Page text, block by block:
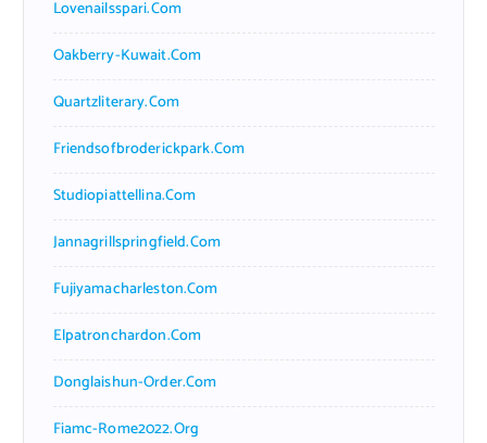
Lovenailsspari.com
Oakberry-Kuwait.com
Quartzliterary.com
Friendsofbroderickpark.com
Studiopiattellina.com
Jannagrillspringfield.com
Fujiyamacharleston.com
Elpatronchardon.com
Donglaishun-Order.com
Fiamc-Rome2022.org